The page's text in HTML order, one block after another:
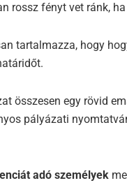
rossz fényt vet ránk,
tartalmazza, hogy
összesen egy rövid
pályázati
adó személyek